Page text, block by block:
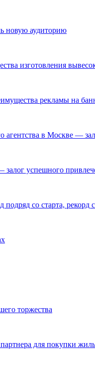
новую аудиторию
изготовления
рекламы на
в Москве —
успешного
со старта, рекорд
торжества
для покупки